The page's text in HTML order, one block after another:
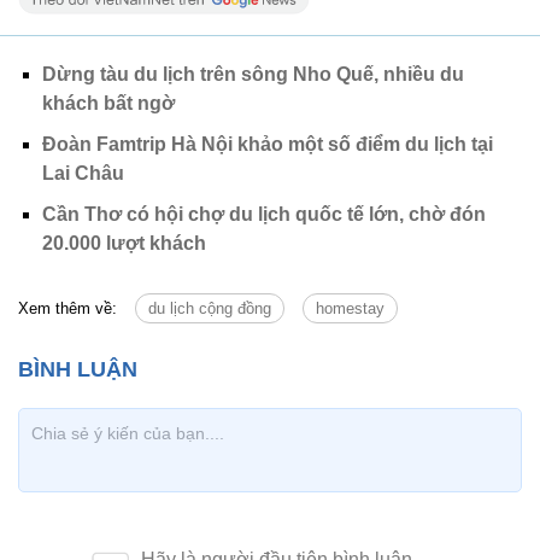
Dừng tàu du lịch trên sông Nho Quế, nhiều du
khách bất ngờ
Đoàn Famtrip Hà Nội khảo một số điểm du lịch tại
Lai Châu
Cần Thơ có hội chợ du lịch quốc tế lớn, chờ đón
20.000 lượt khách
Xem thêm về: du lịch cộng đồng homestay